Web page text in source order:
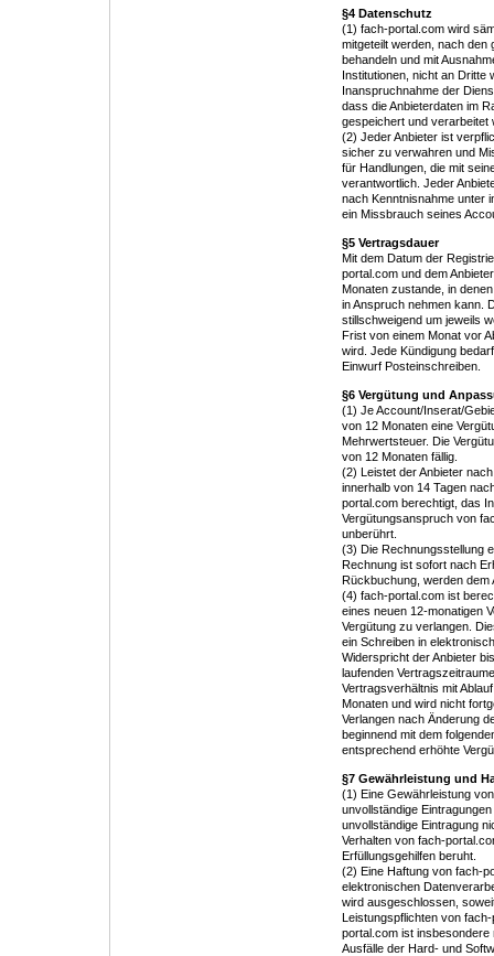
§4 Datenschutz
(1) fach-portal.com wird
mitgeteilt werden, nach den
behandeln und mit
Institutionen, nicht an Dritte
Inanspruchnahme der
dass die Anbieterdaten im
gespeichert und verarbeitet
(2) Jeder Anbieter ist
sicher zu verwahren und
für Handlungen, die mit
verantwortlich. Jeder
nach Kenntnisnahme unter
ein Missbrauch seines
§5 Vertragsdauer
Mit dem Datum der
portal.com und dem
Monaten zustande, in
in Anspruch nehmen kann.
stillschweigend um jeweils
Frist von einem Monat vor
wird. Jede Kündigung
Einwurf Posteinschreiben.
§6 Vergütung und
(1) Je Account/Inserat/
von 12 Monaten eine
Mehrwertsteuer. Die
von 12 Monaten fällig.
(2) Leistet der Anbieter
innerhalb von 14 Tagen
portal.com berechtigt, das
Vergütungsanspruch von
unberührt.
(3) Die Rechnungsstellung
Rechnung ist sofort nach
Rückbuchung, werden dem
(4) fach-portal.com ist
eines neuen 12-monatigen
Vergütung zu verlangen.
ein Schreiben in
Widerspricht der Anbieter
laufenden
Vertragsverhältnis mit
Monaten und wird nicht
Verlangen nach Änderung
beginnend mit dem
entsprechend erhöhte
§7 Gewährleistung und
(1) Eine Gewährleistung
unvollständige
unvollständige Eintragung
Verhalten von fach-
Erfüllungsgehilfen beruht.
(2) Eine Haftung von fach-
elektronischen
wird ausgeschlossen,
Leistungspflichten von
portal.com ist
Ausfälle der Hard- und